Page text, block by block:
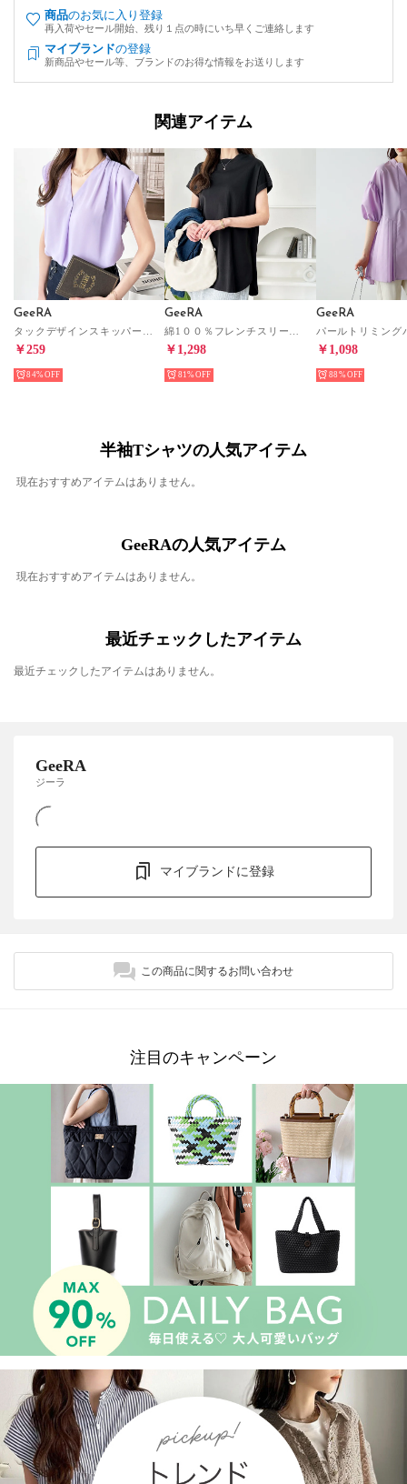
商品のお気に入り登録
再入荷やセール開始、残り１点の時にいち早くご連絡します
マイブランドの登録
新商品やセール等、ブランドのお得な情報をお送りします
関連アイテム
GeeRA
￥259
84%
GeeRA
￥1,298
81%
GeeRA
￥1,098
88%
半袖Tシャツの人気アイテム
現在おすすめアイテムはありません。
GeeRAの人気アイテム
現在おすすめアイテムはありません。
最近チェックしたアイテム
最近チェックしたアイテムはありません。
GeeRA
ジーラ
マイブランドに登録
この商品に関するお問い合わせ
注目のキャンペーン